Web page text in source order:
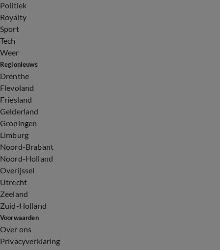
Politiek
Royalty
Sport
Tech
Weer
Regionieuws
Drenthe
Flevoland
Friesland
Gelderland
Groningen
Limburg
Noord-Brabant
Noord-Holland
Overijssel
Utrecht
Zeeland
Zuid-Holland
Voorwaarden
Over ons
Privacyverklaring